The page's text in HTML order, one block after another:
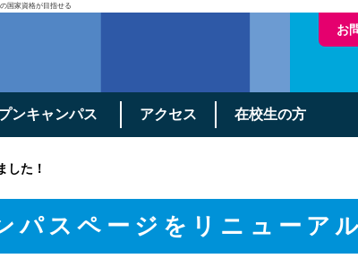
国家資格が目指せる
お
ンキャンパス アクセス 在校生の方
した！
パスページをリニューア